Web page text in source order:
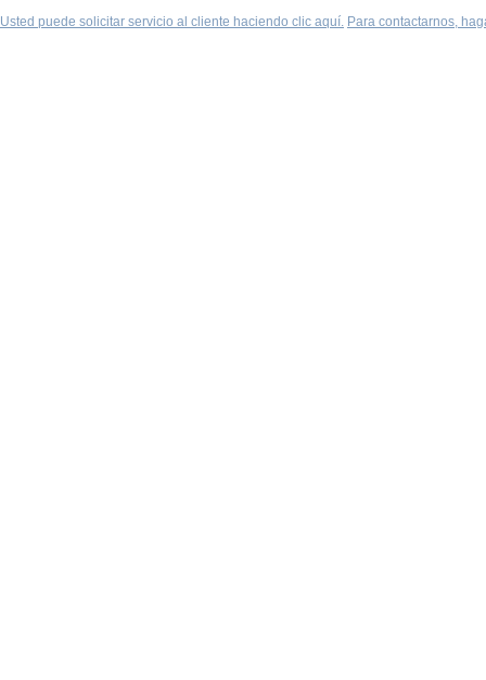
Usted puede solicitar servicio al cliente haciendo clic aquí. Para contactarnos,